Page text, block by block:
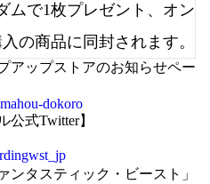
ムで1枚プレゼント、オン
の商品に同封されます。
アップストアのお知らせペー
dokoro
公式Twitter】
ンタスティック・ビースト」